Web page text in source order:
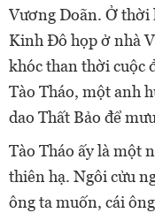
Vương Doãn. Ở thời
Kinh Đô họp ở nhà
khóc than thời cuộc
Tào Tháo, một anh
dao Thất Bảo để
Tào Tháo ấy là một
thiên hạ. Ngôi cửu
ông ta muốn, cái